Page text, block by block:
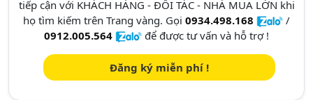
tiếp cận với KHÁCH HÀNG - ĐỐI TÁC - NHÀ MUA LỚN khi
họ tìm kiếm trên Trang vàng. Gọi 0934.498.168
/
0912.005.564
để được tư vấn và hỗ trợ !
Đăng ký miễn phí !